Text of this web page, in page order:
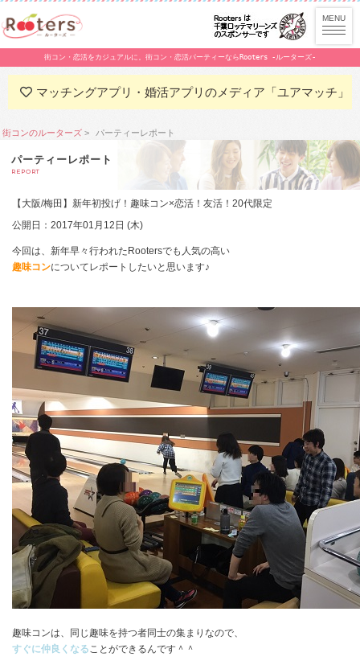
街コン・恋活をカジュアルに。街コン・恋活パーティーならRooters -ルーターズ-
マッチングアプリ・婚活アプリのメディア「ユアマッチ」
街コンのルーターズ パーティーレポート
パーティーレポート
REPORT
【大阪/梅田】新年初投げ！趣味コン×恋活！友活！20代限定
公開日：2017年01月12日 (木)
今回は、新年早々行われたRootersでも人気の高い
趣味コンについてレポートしたいと思います♪
趣味コンは、同じ趣味を持つ者同士の集まりなので、
すぐに仲良くなることができるんです＾＾